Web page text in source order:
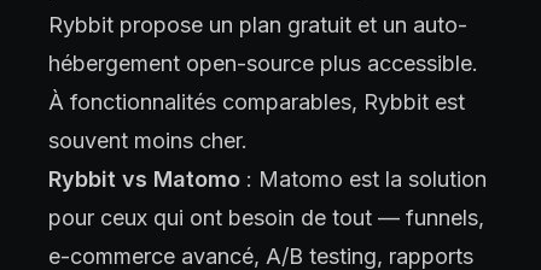
Rybbit propose un plan gratuit et un auto-
hébergement open-source plus accessible.
À fonctionnalités comparables, Rybbit est
souvent moins cher.
Rybbit vs Matomo : Matomo est la solution
pour ceux qui ont besoin de tout — funnels,
e-commerce avancé, A/B testing, rapports